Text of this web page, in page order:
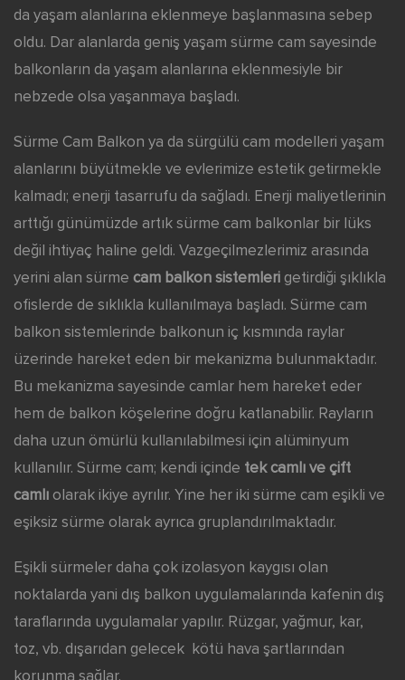
da yaşam alanlarına eklenmeye başlanmasına sebep
oldu. Dar alanlarda geniş yaşam sürme cam sayesinde
balkonların da yaşam alanlarına eklenmesiyle bir
nebzede olsa yaşanmaya başladı.
Sürme Cam Balkon ya da sürgülü cam modelleri yaşam
alanlarını büyütmekle ve evlerimize estetik getirmekle
kalmadı; enerji tasarrufu da sağladı. Enerji maliyetlerinin
arttığı günümüzde artık sürme cam balkonlar bir lüks
değil ihtiyaç haline geldi. Vazgeçilmezlerimiz arasında
yerini alan sürme cam balkon sistemleri getirdiği şıklıkla
ofislerde de sıklıkla kullanılmaya başladı. Sürme cam
balkon sistemlerinde balkonun iç kısmında raylar
üzerinde hareket eden bir mekanizma bulunmaktadır.
Bu mekanizma sayesinde camlar hem hareket eder
hem de balkon köşelerine doğru katlanabilir. Rayların
daha uzun ömürlü kullanılabilmesi için alüminyum
kullanılır. Sürme cam; kendi içinde tek camlı ve çift
camlı olarak ikiye ayrılır. Yine her iki sürme cam eşikli ve
eşiksiz sürme olarak ayrıca gruplandırılmaktadır.
Eşikli sürmeler daha çok izolasyon kaygısı olan
noktalarda yani dış balkon uygulamalarında kafenin dış
taraflarında uygulamalar yapılır. Rüzgar, yağmur, kar,
toz, vb. dışarıdan gelecek kötü hava şartlarından
korunma sağlar.